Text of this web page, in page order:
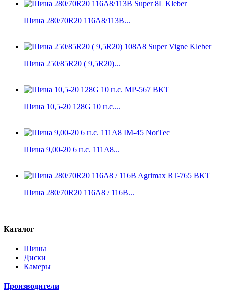
Шина 280/70R20 116A8/113B...
Шина 250/85R20 ( 9,5R20)...
Шина 10,5-20 128G 10 н.с....
Шина 9,00-20 6 н.с. 111A8...
Шина 280/70R20 116A8 / 116B...
Каталог
Шины
Диски
Камеры
Производители